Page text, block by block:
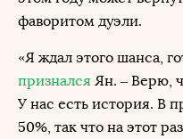
фаворитом дуэли.
«Я ждал этого шанса,
признался Ян. – Верю,
У нас есть история. В
50%, так что на этот